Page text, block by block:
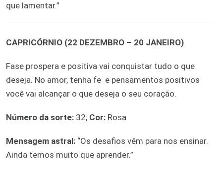
que lamentar.”
CAPRICÓRNIO (22 DEZEMBRO – 20 JANEIRO)
Fase prospera e positiva vai conquistar tudo o que
deseja. No amor, tenha fe e pensamentos positivos
você vai alcançar o que deseja o seu coração.
Número da sorte: 32; Cor: Rosa
Mensagem astral: “Os desafios vêm para nos ensinar.
Ainda temos muito que aprender.”